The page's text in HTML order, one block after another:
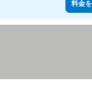
料金